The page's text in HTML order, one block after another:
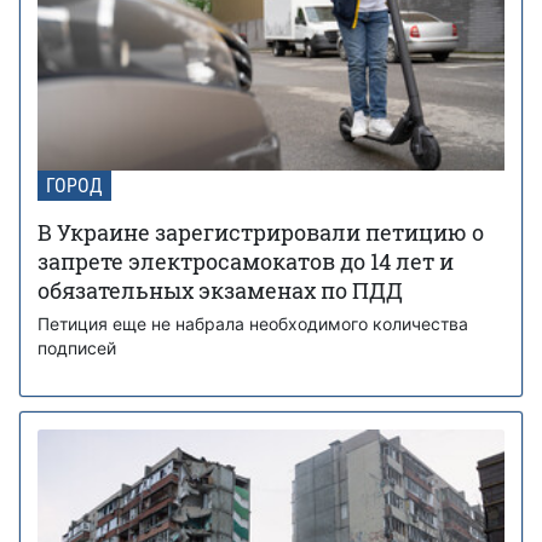
ГОРОД
В Украине зарегистрировали петицию о
запрете электросамокатов до 14 лет и
обязательных экзаменах по ПДД
Петиция еще не набрала необходимого количества
подписей